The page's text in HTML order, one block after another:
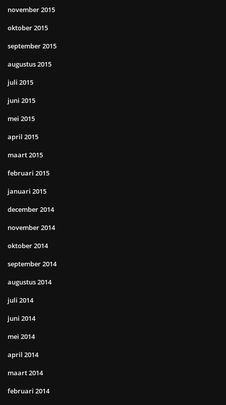
november 2015
oktober 2015
september 2015
augustus 2015
juli 2015
juni 2015
mei 2015
april 2015
maart 2015
februari 2015
januari 2015
december 2014
november 2014
oktober 2014
september 2014
augustus 2014
juli 2014
juni 2014
mei 2014
april 2014
maart 2014
februari 2014